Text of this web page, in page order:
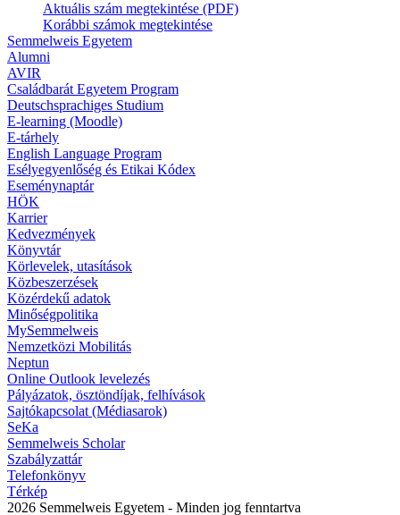
Aktuális szám megtekintése (PDF)
Korábbi számok megtekintése
Semmelweis Egyetem
Alumni
AVIR
Családbarát Egyetem Program
Deutschsprachiges Studium
E-learning (Moodle)
E-tárhely
English Language Program
Esélyegyenlőség és Etikai Kódex
Eseménynaptár
HÖK
Karrier
Kedvezmények
Könyvtár
Körlevelek, utasítások
Közbeszerzések
Közérdekű adatok
Minőségpolitika
MySemmelweis
Nemzetközi Mobilitás
Neptun
Online Outlook levelezés
Pályázatok, ösztöndíjak, felhívások
Sajtókapcsolat (Médiasarok)
SeKa
Semmelweis Scholar
Szabályzattár
Telefonkönyv
Térkép
2026 Semmelweis Egyetem - Minden jog fenntartva